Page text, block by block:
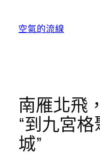
空氣的流線
南雁北飛
“到九宮
城”